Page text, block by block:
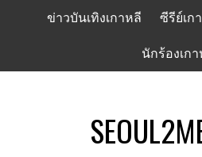
ข่าวบันเทิงเกาหลี ซีรีย์เก
นักร้องเก